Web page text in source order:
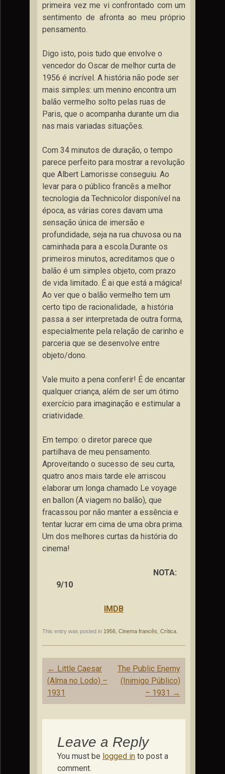
primeira vez me vi confrontado com um
sentimento de afronta ao meu próprio
pensamento.
Digo isto, pois tudo que envolve o
vencedor do Oscar de melhor curta de
1956 é incrível. A história não pode ser
mais simples: um menino encontra um
balão vermelho solto pelas ruas de
Paris, que o acompanha durante um dia
nas mais variadas situações.
Com 34 minutos de duração, o tempo
parece perfeito para mostrar a revolução
que Albert Lamorisse conseguiu. Ao
levar para o público francês a melhor
tecnologia da Technicolor disponível na
época, as várias cores davam uma
sensação única de imersão e
profundidade, seja na rua chuvosa ou na
caminhada para a escola.Durante os
primeiros minutos, acreditamos que o
balão é um simples objeto, com prazo
de vida limitado. É ai que está a mágica!
Ao ver que o balão vermelho tem um
certo tipo de racionalidade, a história
passa a ser interpretada de outra forma,
especialmente pela relação de carinho e
parceria que se desenvolve entre
objeto/dono.
Vale muito a pena conferir! É de encantar
qualquer criança, além de ser um ótimo
exercício para imaginação e estimular a
criatividade.
Em tempo: o diretor parece que
partilhava de meu pensamento.
Aproveitando o sucesso de seu curta,
quatro anos mais tarde ele arriscou
elaborar um longa chamado Le voyage
en ballon (A viagem no balão), que
fracassou por não manter a essência e
tentar lucrar em cima de uma obra prima.
Um dos melhores curtas da história do
cinema!
NOTA:
9/10
IMDB
This entry was posted in 1956 Cinema francês Crítica
Post
navigation
← Little Caesar
(Alma no Lodo) –
1931
The Public Enemy
(Inimigo Público)
– 1931 →
Leave a Reply
You must be logged in to post a
comment.